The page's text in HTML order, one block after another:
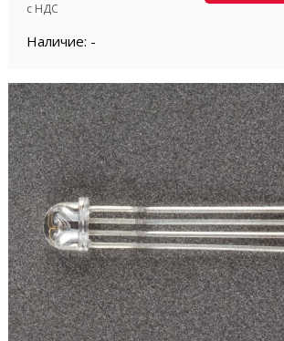
с НДС
Наличие: -